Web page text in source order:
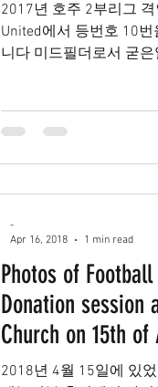
2017년 호주 2부리그 격
United에서 등번호 10
니다 미드필더로서 굳
Photos of
Donation session
Church on 15th
2018년 4월 15일에 있
-
Apr 16, 2018
1 min read